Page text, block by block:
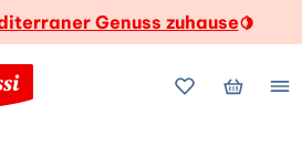
Genuss zuhause🍋
MeineMein